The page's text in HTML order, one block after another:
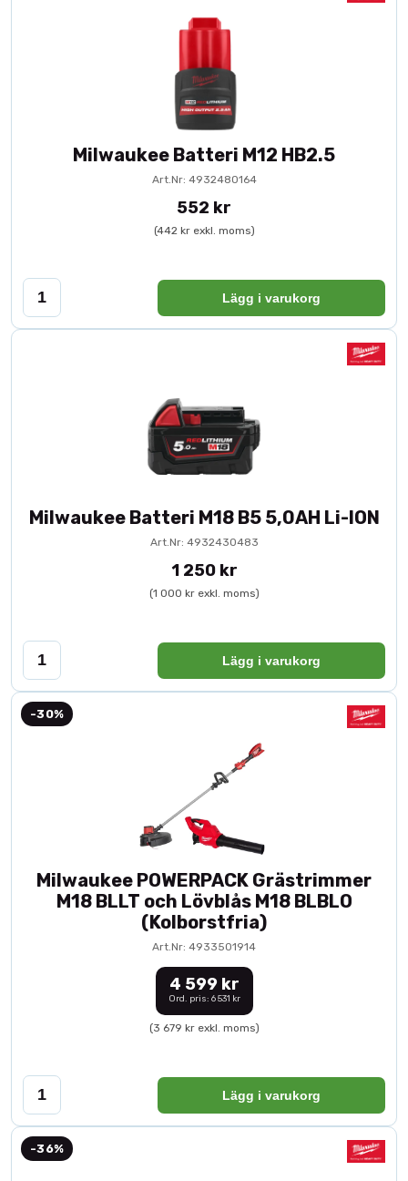
Milwaukee Batteri M12 HB2.5
Art.Nr: 4932480164
552 kr
(442 kr exkl. moms)
Lägg i varukorg
Milwaukee Batteri M18 B5 5,0AH Li-ION
Art.Nr: 4932430483
1 250 kr
(1 000 kr exkl. moms)
Lägg i varukorg
-30%
Milwaukee POWERPACK Grästrimmer
M18 BLLT och Lövblås M18 BLBLO
(Kolborstfria)
Art.Nr: 4933501914
4 599 kr
Ord. pris: 6 531 kr
(3 679 kr exkl. moms)
Lägg i varukorg
-36%